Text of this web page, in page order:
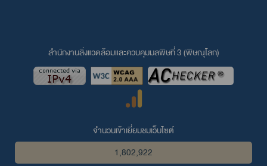
สำนักงานสิ่งแวดล้อมและควบคุมมลพิษที่ 3 (พิษณุโลก)
จำนวนเข้าเยี่ยมชมเว็บไซต์
1,802,922